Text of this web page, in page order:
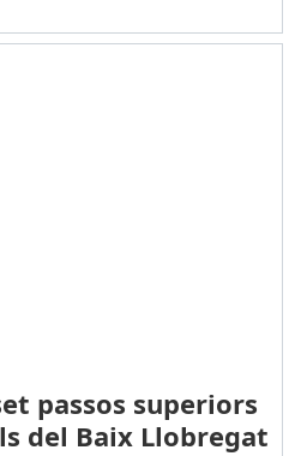
passos superiors
del Baix Llobregat